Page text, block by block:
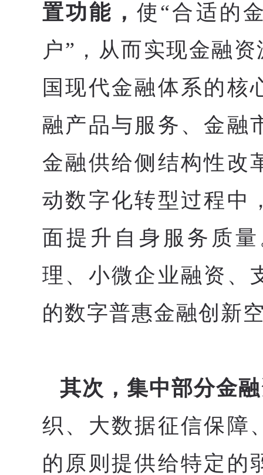
置功能， 使“合适的
户”，从而实现金融
国现代金融体系的核
融产品与服务、金融
金融供给侧结构性改
动数字化转型过程中
面提升自身服务质
理、小微企业融资、
的数字普惠金融创新
其次，集中部分金
织、大数据征信保障
的原则提供给特定的